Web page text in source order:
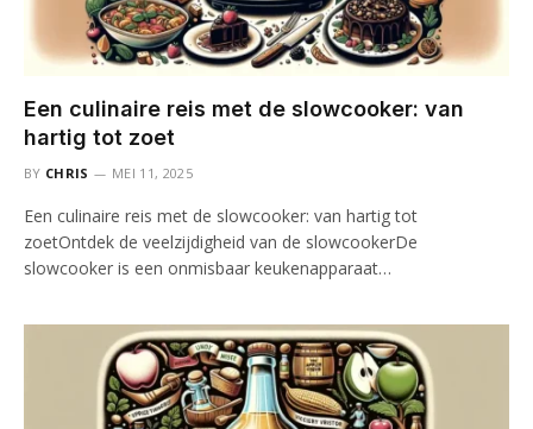
Een culinaire reis met de slowcooker: van
hartig tot zoet
BY CHRIS MEI 11, 2025
Een culinaire reis met de slowcooker: van hartig tot
zoetOntdek de veelzijdigheid van de slowcookerDe
slowcooker is een onmisbaar keukenapparaat…